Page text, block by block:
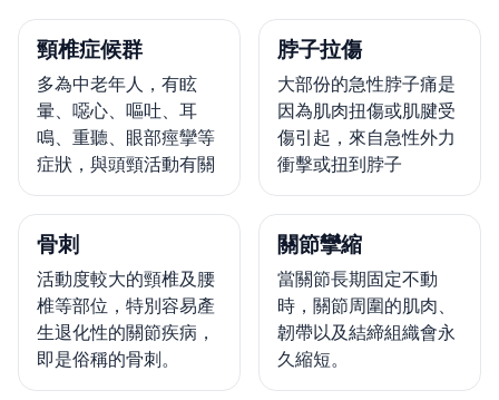
頸椎症候群
多為中老年人，有眩
暈、噁心、嘔吐、耳
鳴、重聽、眼部痙攣等
症狀，與頭頸活動有關
脖子拉傷
大部份的急性脖子痛是
因為肌肉扭傷或肌腱受
傷引起，來自急性外力
衝擊或扭到脖子
骨刺
活動度較大的頸椎及腰
椎等部位，特別容易產
生退化性的關節疾病，
即是俗稱的骨刺。
關節攣縮
當關節長期固定不動
時，關節周圍的肌肉、
韌帶以及結締組織會永
久縮短。